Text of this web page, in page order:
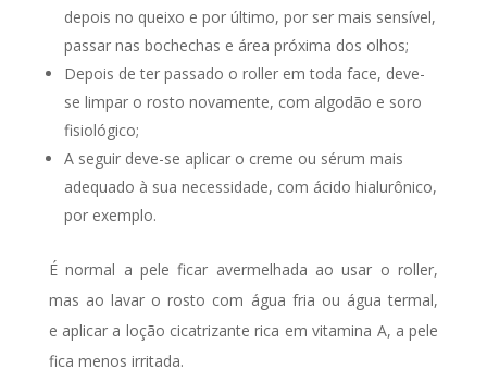
depois no queixo e por último, por ser mais sensível,
passar nas bochechas e área próxima dos olhos;
Depois de ter passado o roller em toda face, deve-
se limpar o rosto novamente, com algodão e soro
fisiológico;
A seguir deve-se aplicar o creme ou sérum mais
adequado à sua necessidade, com ácido hialurônico,
por exemplo.
É normal a pele ficar avermelhada ao usar o roller,
mas ao lavar o rosto com água fria ou água termal,
e aplicar a loção cicatrizante rica em vitamina A, a pele
fica menos irritada.